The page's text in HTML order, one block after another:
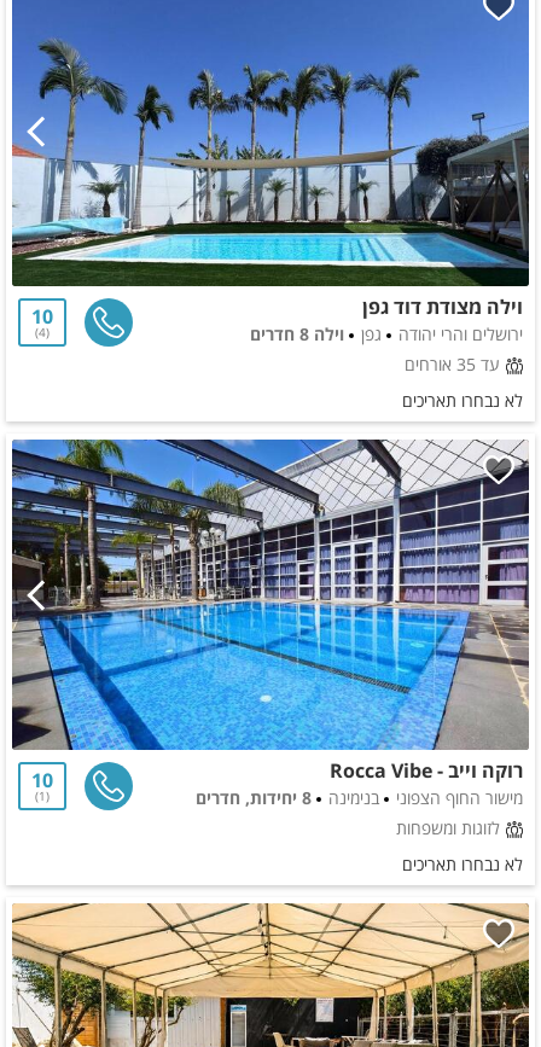
וילה מצודת דוד גפן
ירושלים והרי יהודה גפן
וילה 8 חדרים
עד 35 אורחים
10
4
לא נבחרו תאריכים
רוקה וייב - Rocca Vibe
מישור החוף הצפוני בנימינה
8 יחידות, חדרים
לזוגות ומשפחות
10
1
לא נבחרו תאריכים